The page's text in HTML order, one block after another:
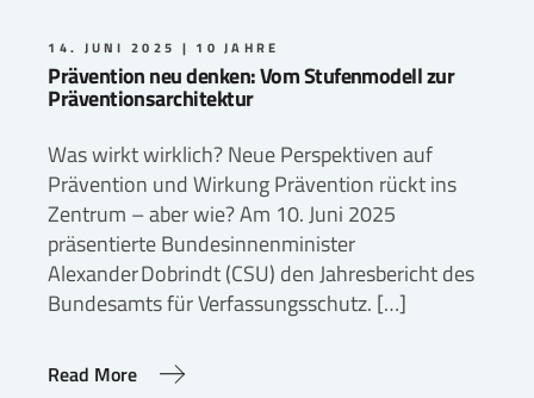
14. JUNI 2025 10 JAHRE
Prävention neu denken: Vom Stufenmodell zur
Präventionsarchitektur
Was wirkt wirklich? Neue Perspektiven auf
Prävention und Wirkung Prävention rückt ins
Zentrum – aber wie? Am 10. Juni 2025
präsentierte Bundesinnenminister
Alexander Dobrindt (CSU) den Jahresbericht des
Bundesamts für Verfassungsschutz. […]
Read More